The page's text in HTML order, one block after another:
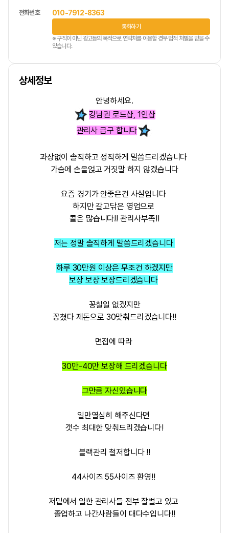
전화번호 010-7912-8363
통화하기
※ 구직이 아닌 광고등의 목적으로 연락처를 이용할 경우 법적 처벌을 받을 수
있습니다.
상세정보
안녕하세요.
강남권 로드샵, 1인샵
관리사 급구 합니다
과장없이 솔직하고 정직하게 말씀드리겠습니다
가슴에 손을얹고 거짓말 하지 않겠습니다
요즘 경기가 안좋은건 사실입니다
하지만 갈고닦은 영업으로
콜은 많습니다!! 관리사부족!!
저는 정말 솔직하게 말씀드리겠습니다
하루 30만원 이상은 무조건 하겠지만
보장 보장 보장드리겠습니다
꽁칠일 없겠지만
꽁쳤다 제돈으로 30맞춰드리겠습니다!!
면접에 따라
30만-40만 보장해 드리겠습니다
그만큼 자신있습니다
일만열심히 해주신다면
갯수 최대한 맞춰드리겠습니다!
블랙관리 철저합니다 !!
44사이즈 55사이즈 환영!!
저밑에서 일한 관리사들 전부 잘벌고 있고
졸업하고 나간사람들이 대다수입니다!!